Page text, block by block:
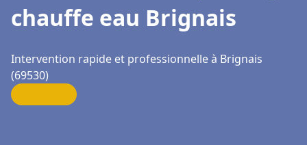
chauffe eau Brignais
Intervention rapide et professionnelle à Brignais
(69530)